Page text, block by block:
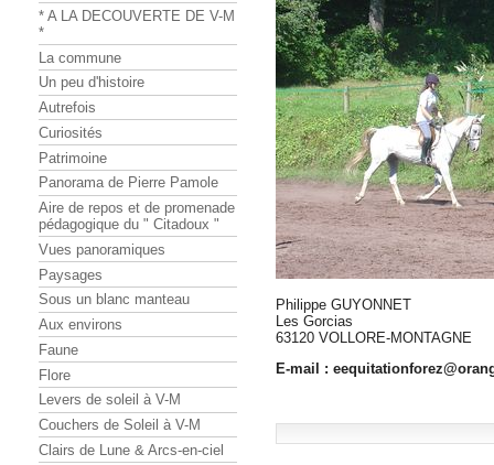
Philippe GUYONNET
Les Gorcias
63120 VOLLORE-MONTAGNE
E-mail :
* A LA DECOUVERTE DE V-M
*
La commune
Un peu d'histoire
Autrefois
Curiosités
Patrimoine
Panorama de Pierre Pamole
Aire de repos et de promenade
pédagogique du " Citadoux "
Vues panoramiques
Paysages
Sous un blanc manteau
Aux environs
Faune
Flore
Levers de soleil à V-M
Couchers de Soleil à V-M
Clairs de Lune & Arcs-en-ciel